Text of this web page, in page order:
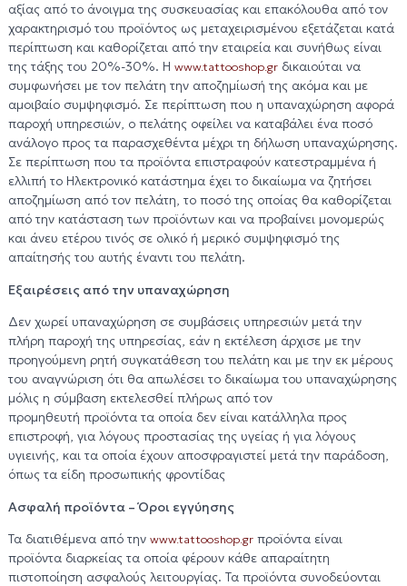
αξίας από το άνοιγμα της συσκευασίας και επακόλουθα από τον
χαρακτηρισμό του προϊόντος ως μεταχειρισμένου εξετάζεται κατά
περίπτωση και καθορίζεται από την εταιρεία και συνήθως είναι
της τάξης του 20%-30%. Η www.tattooshop.grδικαιούται να
συμφωνήσει με τον πελάτη την αποζημίωσή της ακόμα και με
αμοιβαίο συμψηφισμό. Σε περίπτωση που η υπαναχώρηση αφορά
παροχή υπηρεσιών, ο πελάτης οφείλει να καταβάλει ένα ποσό
ανάλογο προς τα παρασχεθέντα μέχρι τη δήλωση υπαναχώρησης.
Σε περίπτωση που τα προϊόντα επιστραφούν κατεστραμμένα ή
ελλιπή το Ηλεκτρονικό κατάστημα έχει το δικαίωμα να ζητήσει
αποζημίωση από τον πελάτη, το ποσό της οποίας θα καθορίζεται
από την κατάσταση των προϊόντων και να προβαίνει μονομερώς
και άνευ ετέρου τινός σε ολικό ή μερικό συμψηφισμό της
απαίτησής του αυτής έναντι του πελάτη.
Εξαιρέσεις από την υπαναχώρηση
Δεν χωρεί υπαναχώρηση σε συμβάσεις υπηρεσιών μετά την
πλήρη παροχή της υπηρεσίας, εάν η εκτέλεση άρχισε με την
προηγούμενη ρητή συγκατάθεση του πελάτη και με την εκ μέρους
του αναγνώριση ότι θα απωλέσει το δικαίωμα του υπαναχώρησης
μόλις η σύμβαση εκτελεσθεί πλήρως από τον
προμηθευτή προϊόντα τα οποία δεν είναι κατάλληλα προς
επιστροφή, για λόγους προστασίας της υγείας ή για λόγους
υγιεινής, και τα οποία έχουν αποσφραγιστεί μετά την παράδοση,
όπως τα είδη προσωπικής φροντίδας
Ασφαλή προϊόντα – Όροι εγγύησης
Τα διατιθέμενα από την www.tattooshop.grπροϊόντα είναι
προϊόντα διαρκείας τα οποία φέρουν κάθε απαραίτητη
πιστοποίηση ασφαλούς λειτουργίας. Τα προϊόντα συνοδεύονται